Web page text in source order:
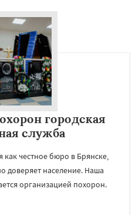
городская
служба
честное бюро в Брянске,
доверяет население. Наша
организацией похорон.